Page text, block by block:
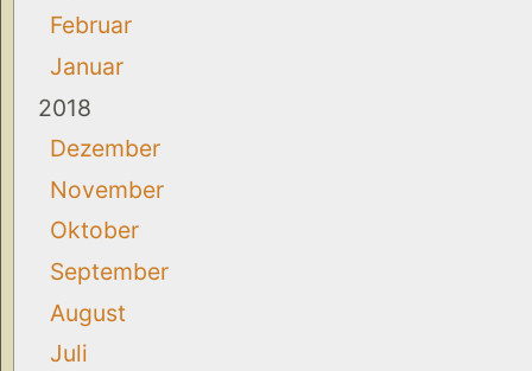
Februar
Januar
2018
Dezember
November
Oktober
September
August
Juli